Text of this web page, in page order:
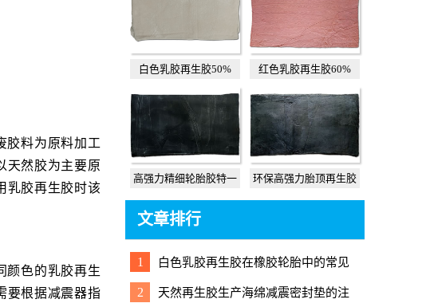
胶料为原料加工
天然胶为主要原
乳胶再生胶时该
颜色的乳胶再生
要根据减震器指
白色乳胶再生胶50% 红色乳胶再生胶60%
高强力精细轮胎胶特一 环保高强力胎顶再生胶
文章排行
1
白色乳胶再生胶在橡胶轮胎中的常见
应用
2
天然再生胶生产海绵减震密封垫的注